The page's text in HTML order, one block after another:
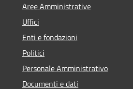
Aree Amministrative
Uffici
Enti e fondazioni
Politici
Personale Amministrativo
Documenti e dati